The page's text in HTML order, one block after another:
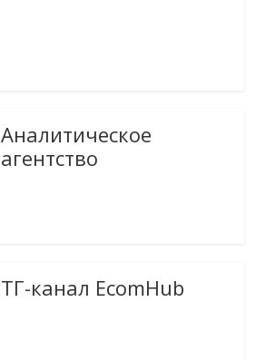
Аналитическое
агентство
ТГ-канал EcomHub